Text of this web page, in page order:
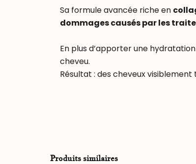
Sa formule avancée riche en
dommages causés par les
En plus d’apporter une
cheveu.
Résultat : des cheveux
Produits similaires